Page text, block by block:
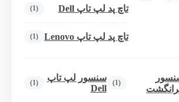
تاچ پد لپ تاپ Dell (1)
تاچ پد لپ تاپ Lenovo (1)
(1)
سنسور لپ تاپ
Dell
(1)